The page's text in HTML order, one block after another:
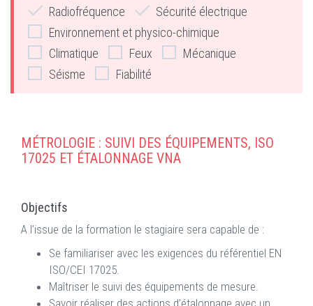
Radiofréquence
Sécurité électrique
Environnement et physico-chimique
Climatique
Feux
Mécanique
Séisme
Fiabilité
MÉTROLOGIE : SUIVI DES ÉQUIPEMENTS, ISO
17025 ET ÉTALONNAGE VNA
Objectifs
A l’issue de la formation le stagiaire sera capable de :
Se familiariser avec les exigences du référentiel EN
ISO/CEI 17025.
Maîtriser le suivi des équipements de mesure.
Savoir réaliser des actions d’étalonnage avec un